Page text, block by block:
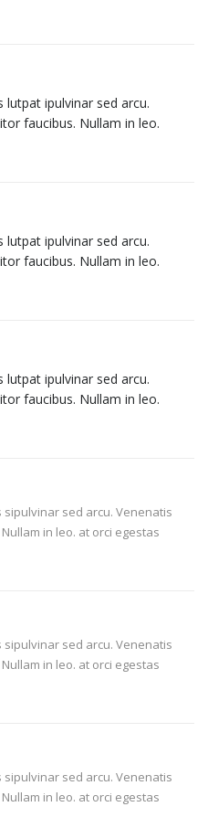
ipulvinar sed arcu.
faucibus. Nullam in leo.
ipulvinar sed arcu.
faucibus. Nullam in leo.
ipulvinar sed arcu.
faucibus. Nullam in leo.
sed arcu. Venenatis
in leo. at orci egestas
sed arcu. Venenatis
in leo. at orci egestas
sed arcu. Venenatis
in leo. at orci egestas